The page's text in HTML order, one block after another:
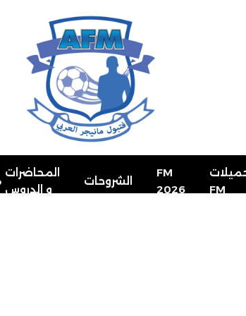
المحاضرات
و الدروس
الشروحات
FM
2026
FM